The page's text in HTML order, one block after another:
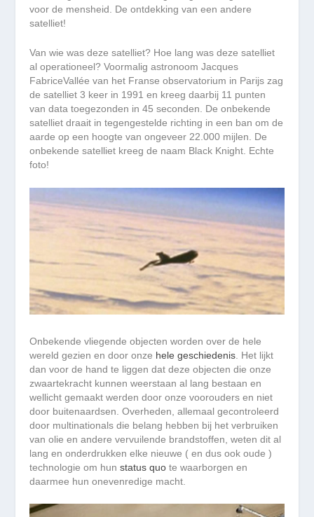
voor de mensheid. De ontdekking van een andere
satelliet!
Van wie was deze satelliet? Hoe lang was deze satelliet
al operationeel? Voormalig astronoom Jacques
FabriceVallée van het Franse observatorium in Parijs zag
de satelliet 3 keer in 1991 en kreeg daarbij 11 punten
van data toegezonden in 45 seconden. De onbekende
satelliet draait in tegengestelde richting in een ban om de
aarde op een hoogte van ongeveer 22.000 mijlen. De
onbekende satelliet kreeg de naam Black Knight. Echte
foto!
Onbekende vliegende objecten worden over de hele
wereld gezien en door onze hele geschiedenis . Het lijkt
dan voor de hand te liggen dat deze objecten die onze
zwaartekracht kunnen weerstaan al lang bestaan en
wellicht gemaakt werden door onze voorouders en niet
door buitenaardsen. Overheden, allemaal gecontroleerd
door multinationals die belang hebben bij het verbruiken
van olie en andere vervuilende brandstoffen, weten dit al
lang en onderdrukken elke nieuwe ( en dus ook oude )
technologie om hunstatus quo te waarborgen en
daarmee hun onevenredige macht.